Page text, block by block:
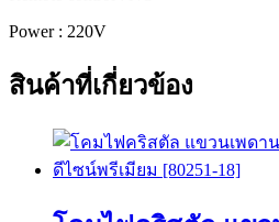
Power : 220V
สินค้าที่เกี่ยวข้อง